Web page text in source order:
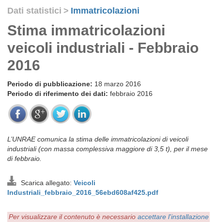
Dati statistici > Immatricolazioni
Stima immatricolazioni
veicoli industriali - Febbraio
2016
Periodo di pubblicazione: 18 marzo 2016
Periodo di riferimento dei dati: febbraio 2016
L’UNRAE comunica la stima delle immatricolazioni di veicoli
industriali (con massa complessiva maggiore di 3,5 t), per il mese
di febbraio.
Scarica allegato: Veicoli
Industriali_febbraio_2016_56ebd608af425.pdf
Per visualizzare il contenuto è necessario accettare l'installazione